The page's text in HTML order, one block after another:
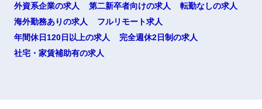
外資系企業の求人
第二新卒者向けの求人
転勤なしの求人
海外勤務ありの求人
フルリモート求人
年間休日120日以上の求人
完全週休2日制の求人
社宅・家賃補助有の求人